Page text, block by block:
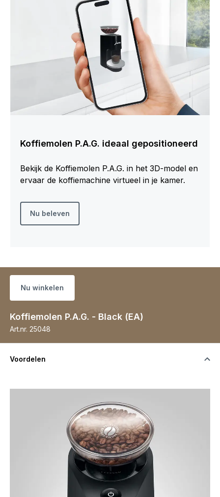
Koffiemolen P.A.G. ideaal gepositioneerd
Bekijk de Koffiemolen P.A.G. in het 3D-model en
ervaar de koffiemachine virtueel in je kamer.
Nu beleven
Nu winkelen
Koffiemolen P.A.G. - Black (EA)
Art.nr. 25048
Voordelen